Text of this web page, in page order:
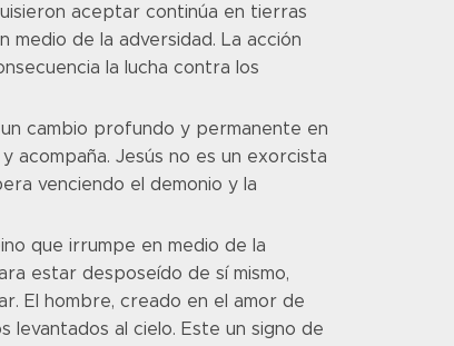
aceptar continúa en tierras
medio de la adversidad. La acción
la lucha contra los
cambio profundo y permanente en
acompaña. Jesús no es un exorcista
venciendo el demonio y la
que irrumpe en medio de la
estar desposeído de sí mismo,
El hombre, creado en el amor de
levantados al cielo. Este un signo de